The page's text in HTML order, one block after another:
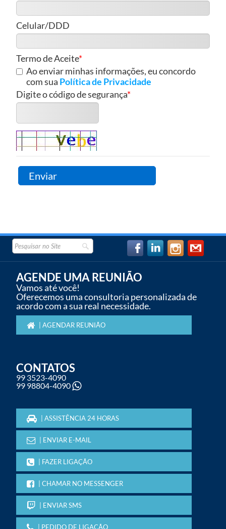
Celular/DDD
Termo de Aceite
Ao enviar minhas informações, eu concordo
com sua Política de Privacidade
Digite o código de segurança
Enviar
AGENDE UMA REUNIÃO
Vamos até você!
Oferecemos uma consultoria personalizada de
acordo com a sua real necessidade.
| AGENDAR REUNIÃO
CONTATOS
99 3523-4090
99 98804-4090
| ASSISTÊNCIA 24 HORAS
| ENVIAR E-MAIL
| FAZER LIGAÇÃO
| CHAMAR NO MESSENGER
| ENVIAR SMS
| PEDIDO DE LIGAÇÃO